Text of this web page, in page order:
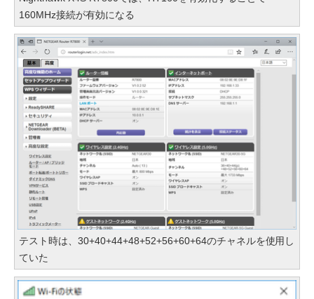
160MHz接続が有効になる
テスト時は、30+40+44+48+52+56+60+64のチャネルを使用し
ていた